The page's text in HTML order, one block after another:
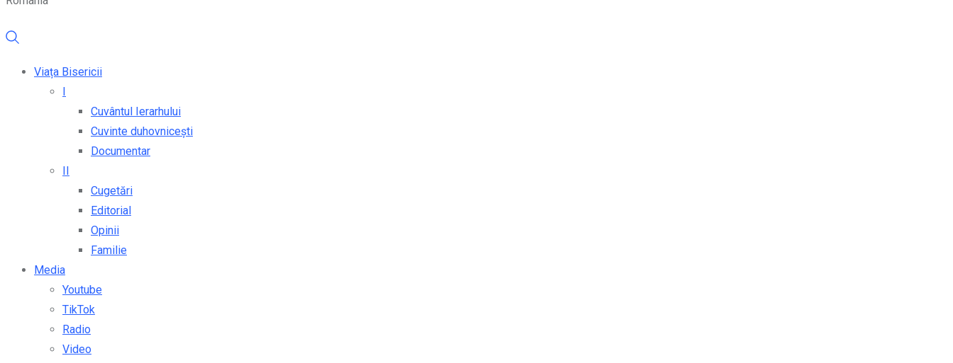
Viața Bisericii
Cuvântul Ierarhului
Cuvinte duhovnicești
Documentar
Cugetări
Editorial
Opinii
Familie
Media
Youtube
TikTok
Radio
Video